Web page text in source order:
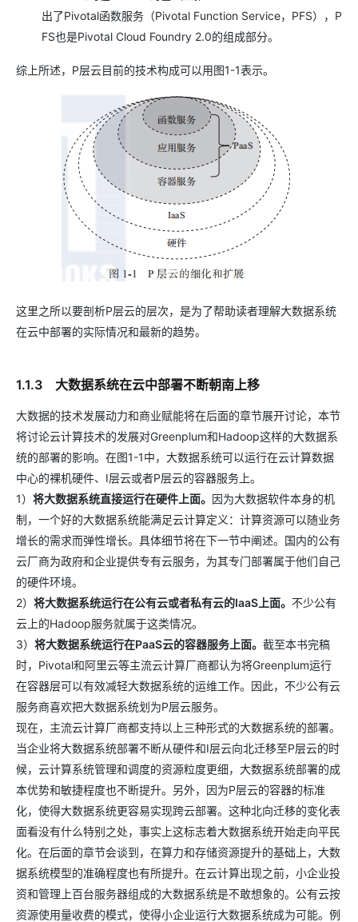
出了Pivotal函数服务（Pivotal Function Service，PFS），P
FS也是Pivotal Cloud Foundry 2.0的组成部分。
综上所述，P层云目前的技术构成可以用图1-1表示。
这里之所以要剖析P层云的层次，是为了帮助读者理解大数据系统
在云中部署的实际情况和最新的趋势。
1.1.3 大数据系统在云中部署不断朝南上移
大数据的技术发展动力和商业赋能将在后面的章节展开讨论，本节
将讨论云计算技术的发展对Greenplum和Hadoop这样的大数据系
统的部署的影响。在图1-1中，大数据系统可以运行在云计算数据
中心的裸机硬件、I层云或者P层云的容器服务上。
1） 将大数据系统直接运行在硬件上面。 因为大数据软件本身的机
制，一个好的大数据系统能满足云计算定义：计算资源可以随业务
增长的需求而弹性增长。具体细节将在下一节中阐述。国内的公有
云厂商为政府和企业提供专有云服务，为其专门部署属于他们自己
的硬件环境。
2） 将大数据系统运行在公有云或者私有云的IaaS上面。 不少公有
云上的Hadoop服务就属于这类情况。
3） 将大数据系统运行在PaaS云的容器服务上面。 截至本书完稿
时，Pivotal和阿里云等主流云计算厂商都认为将Greenplum运行
在容器层可以有效减轻大数据系统的运维工作。因此，不少公有云
服务商喜欢把大数据系统划为P层云服务。
现在，主流云计算厂商都支持以上三种形式的大数据系统的部署。
当企业将大数据系统部署不断从硬件和I层云向北迁移至P层云的时
候，云计算系统管理和调度的资源粒度更细，大数据系统部署的成
本优势和敏捷程度也不断提升。另外，因为P层云的容器的标准
化，使得大数据系统更容易实现跨云部署。这种北向迁移的变化表
面看没有什么特别之处，事实上这标志着大数据系统开始走向平民
化。在后面的章节会谈到，在算力和存储资源提升的基础上，大数
据系统模型的准确程度也有所提升。在云计算出现之前，小企业投
资和管理上百台服务器组成的大数据系统是不敢想象的。公有云按
资源使用量收费的模式，使得小企业运行大数据系统成为可能。例